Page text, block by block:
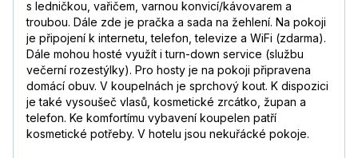
s ledničkou, vařičem, varnou konvicí/kávovarem a
troubou. Dále zde je pračka a sada na žehlení. Na pokoji
je připojení k internetu, telefon, televize a WiFi (zdarma).
Dále mohou hosté využít i turn-down service (službu
večerní rozestýlky). Pro hosty je na pokoji připravena
domácí obuv. V koupelnách je sprchový kout. K dispozici
je také vysoušeč vlasů, kosmetické zrcátko, župan a
telefon. Ke komfortímu vybavení koupelen patří
kosmetické potřeby. V hotelu jsou nekuřácké pokoje.